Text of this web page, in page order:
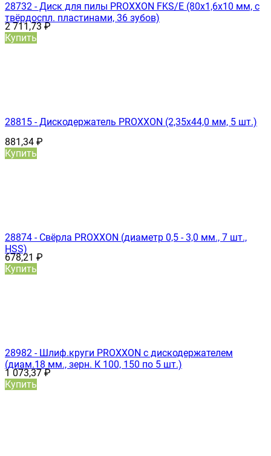
28732 - Диск для пилы PROXXON FKS/E (80х1,6х10 мм, с
твёрдоспл. пластинами, 36 зубов)
2 711,73₽
Купить
28815 - Дискодержатель PROXXON (2,35х44,0 мм, 5 шт.)
881,34 ₽
Купить
28874 - Свёрла PROXXON (диаметр 0,5 - 3,0 мм., 7 шт.,
HSS)
678,21 ₽
Купить
28982 - Шлиф.круги PROXXON с дискодержателем
(диам.18 мм., зерн. К 100, 150 по 5 шт.)
1 073,37₽
Купить